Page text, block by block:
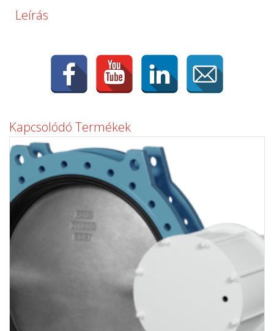
Leírás
Kapcsolódó Termékek